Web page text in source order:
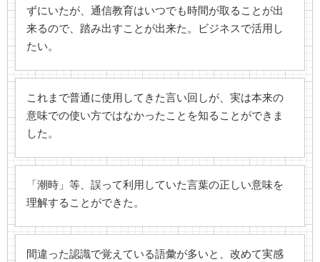
ずにいたが、通信教育はいつでも時間が取ることが出
来るので、踏み出すことが出来た。ビジネスで活用し
たい。
これまで普通に使用してきた言い回しが、実は本来の
意味での使い方ではなかったことを知ることができま
した。
「潮時」等、誤って利用していた言葉の正しい意味を
理解することができた。
間違った認識で覚えている語彙が多いと、改めて実感